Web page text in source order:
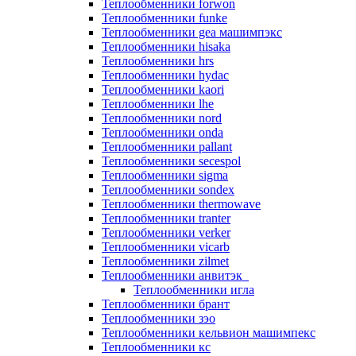
Теплообменники forwon
Теплообменники funke
Теплообменники gea машимпэкс
Теплообменники hisaka
Теплообменники hrs
Теплообменники hydac
Теплообменники kaori
Теплообменники lhe
Теплообменники nord
Теплообменники onda
Теплообменники pallant
Теплообменники secespol
Теплообменники sigma
Теплообменники sondex
Теплообменники thermowave
Теплообменники tranter
Теплообменники verker
Теплообменники vicarb
Теплообменники zilmet
Теплообменники анвитэк
Теплообменники игла
Теплообменники брант
Теплообменники зэо
Теплообменники кельвион машимпекс
Теплообменники кс